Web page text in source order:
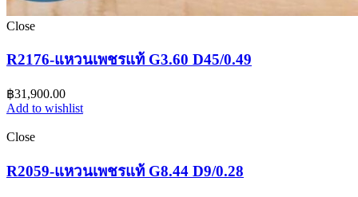
Close
R2176-แหวนเพชรแท้ G3.60 D45/0.49
฿31,900.00
Add to wishlist
Close
R2059-แหวนเพชรแท้ G8.44 D9/0.28